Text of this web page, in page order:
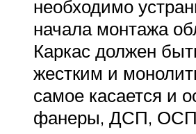
необходимо
начала монтажа
Каркас должен
жестким и
самое касается и
фанеры, ДСП, ОСП